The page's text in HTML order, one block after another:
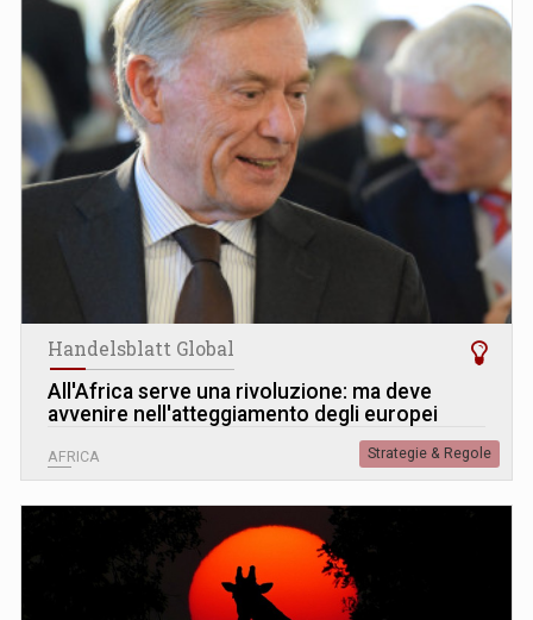
Handelsblatt Global
All'Africa serve una rivoluzione: ma deve
avvenire nell'atteggiamento degli europei
AFRICA Strategie & Regole